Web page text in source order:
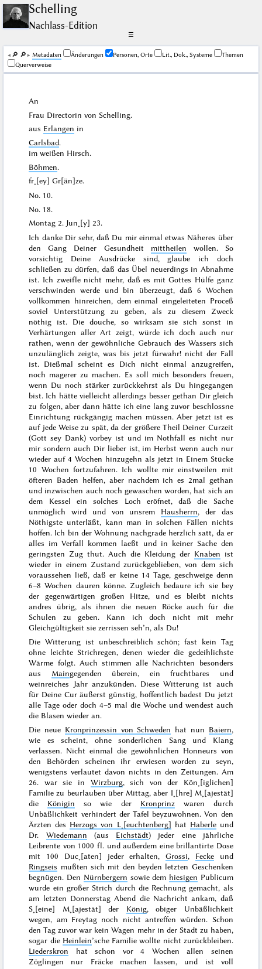
Schelling
Nachlass-Edition
☰
🔎︎ 🔎︎ Me­ta­da­ten Änderungen Personen, Orte Lit., Dok., Systeme
Themen
Querverweise
An
Frau Directorin von Schelling.
aus Erlangen in
Carlsbad.
im weißen Hirsch.
Böhmen.
fr˖[ey] Gr[än]ze.
No. 10.
No. 18.
Montag2. Jun˖[y] 23.
Ich danke Dir sehr, daß Du mir einmal etwas Näheres über
den Gang Deiner Gesundheit mittheilen wollen. So
vorsichtig Deine Ausdrücke sind, glaube ich doch
schließen zu dürfen, daß das Übel neuerdings in Abnahme
ist. Ich zweifle nicht mehr, daß es mit Gottes Hülfe ganz
verschwinden werde und bin überzeugt, daß 6 Wochen
vollkommen hinreichen, dem einmal eingeleiteten Proceß
soviel Unterstützung zu geben, als zu diesem Zweck
nöthig ist. Diedouche, so wirksam sie sich sonst in
Verhärtungen aller Art zeigt, würde ich doch auch nur
rathen, wenn der gewöhnliche Gebrauch des Wassers sich
unzulänglich zeigte, was bis jetzt fürwahr! nicht der Fall
ist. Dießmal scheint es Dich nicht einmal anzugreifen,
noch magerer zu machen. Es soll mich besonders freuen,
wenn Du noch stärker zurückkehrst als Du hingegangen
bist. Ich hätte vielleicht allerdings besser gethan Dir gleich
zu folgen, aber dann hätte ich eine lang zuvor beschlossne
Einrichtung rückgängig machen müssen. Aber jetzt ist es
auf jede Weise zu spät, da der größere Theil Deiner Curzeit
(Gott sey Dank)vorbey ist und im Nothfall es nicht nur
mir sondern auch Dir lieberist, im Herbst wenn auch nur
wieder auf 4 Wochen hinzugehn als jetzt in Einem Stücke
10 Wochen fortzufahren. Ich wollte mir einstweilen mit
öfteren Baden helfen, aber nachdem ich es 2mal gethan
und inzwischen auch noch gewaschen worden, hat sich an
dem Kessel ein solches Loch eröfnet, daß die Sache
unmöglich wird und von unsrem Hausherrn, der das
Nöthigste unterläßt, kann man in solchen Fällen nichts
hoffen. Ich bin der Wohnung nachgrade herzlich satt, da er
alles im Verfall kommen laeßt und in keiner Sache den
geringsten Zug thut. Auch die Kleidung der Knaben ist
wieder in einem Zustand zurückgeblieben, von dem sich
voraussehen ließ, daß er keine 14 Tage, geschweige denn
6–8 Wochen dauren könne. Zugleich bedaure ich sie bey
der gegenwärtigen großen Hitze, und es bleibt nichts
andres übrig, als ihnen die neuen Röcke auch für die
Schulen zu geben. Kann ich doch nicht mit mehr
Gleichgültigkeit sie zerrissen seh’n, als Du!
Die Witterung ist unbeschreiblich schön; fast kein Tag
ohne leichte Strichregen, denen wieder die gedeihlichste
Wärme folgt. Auch stimmen alle Nachrichten besonders
aus Maingegenden überein, ein fruchtbares und
weinreiches Jahr anzukünden. Diese Witterung ist auch
für Deine Cur äußerst günstig, hoffentlich badest Du jetzt
alle Tage oder doch 4–5 mal die Woche und wendest auch
die Blasen wieder an.
Die neue Kronprinzessin von Schweden hat nun Baiern,
wie es scheint, ohne sonderlichen Sang und Klang
verlassen. Nicht einmal die gewöhnlichen Honneurs von
den Behörden scheinen ihr erwiesen worden zu seyn,
wenigstens verlautet davon nichts in den Zeitungen. Am
26. war sie in Wirzburg, sich von der Kön˖[iglichen]
Familie zu beurlauben über Mittag, aber I˖[hre] M˖[ajestät]
die Königin so wie der Kronprinzwaren durch
Unbäßlichkeit verhindert der Tafel beyzuwohnen. Von den
Ärzten des Herzogs von L˖[euchtenberg] hat Haberleund
Dr. Wiedemann (aus Eichstädt) jeder eine jährliche
Leibrente von 1000 fl. und außerdem eine brillantirte Dose
mit 100 Duc˖[aten] jeder erhalten,Grossi, Feckeund
Ringseis mußten sich mit den beyden letzten Geschenken
begnügen. Den Nürnbergern sowie dem hiesigen Publicum
wurde ein großer Strich durch die Rechnung gemacht, als
am letzten DonnerstagAbend die Nachricht ankam, daß
S˖[eine] M˖[ajestät] der König, obiger Unbäßlichkeit
wegen, am Freytagnoch nicht antreffen würden. Schon
den Tag zuvor war kein Wagen mehr in der Stadt zu haben,
sogar die Heinlein’sche Familie wollte nicht zurückbleiben.
Liederskron hat schon vor 4 Wochen allen seinen
Zöglingen nur Fräcke machen lassen, und ist voll